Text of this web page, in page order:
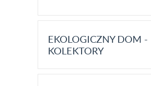
EKOLOGICZNY DOM -
KOLEKTORY